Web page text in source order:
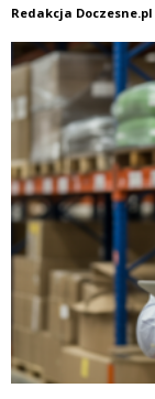
Redakcja Doczesne.pl